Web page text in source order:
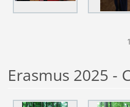
1
Erasmus 2025 -